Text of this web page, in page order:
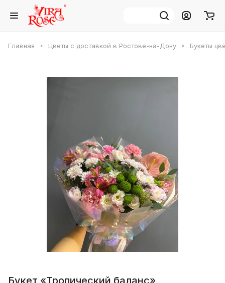
Главная Цветы с доставкой в Ростове-на-Дону Букеты